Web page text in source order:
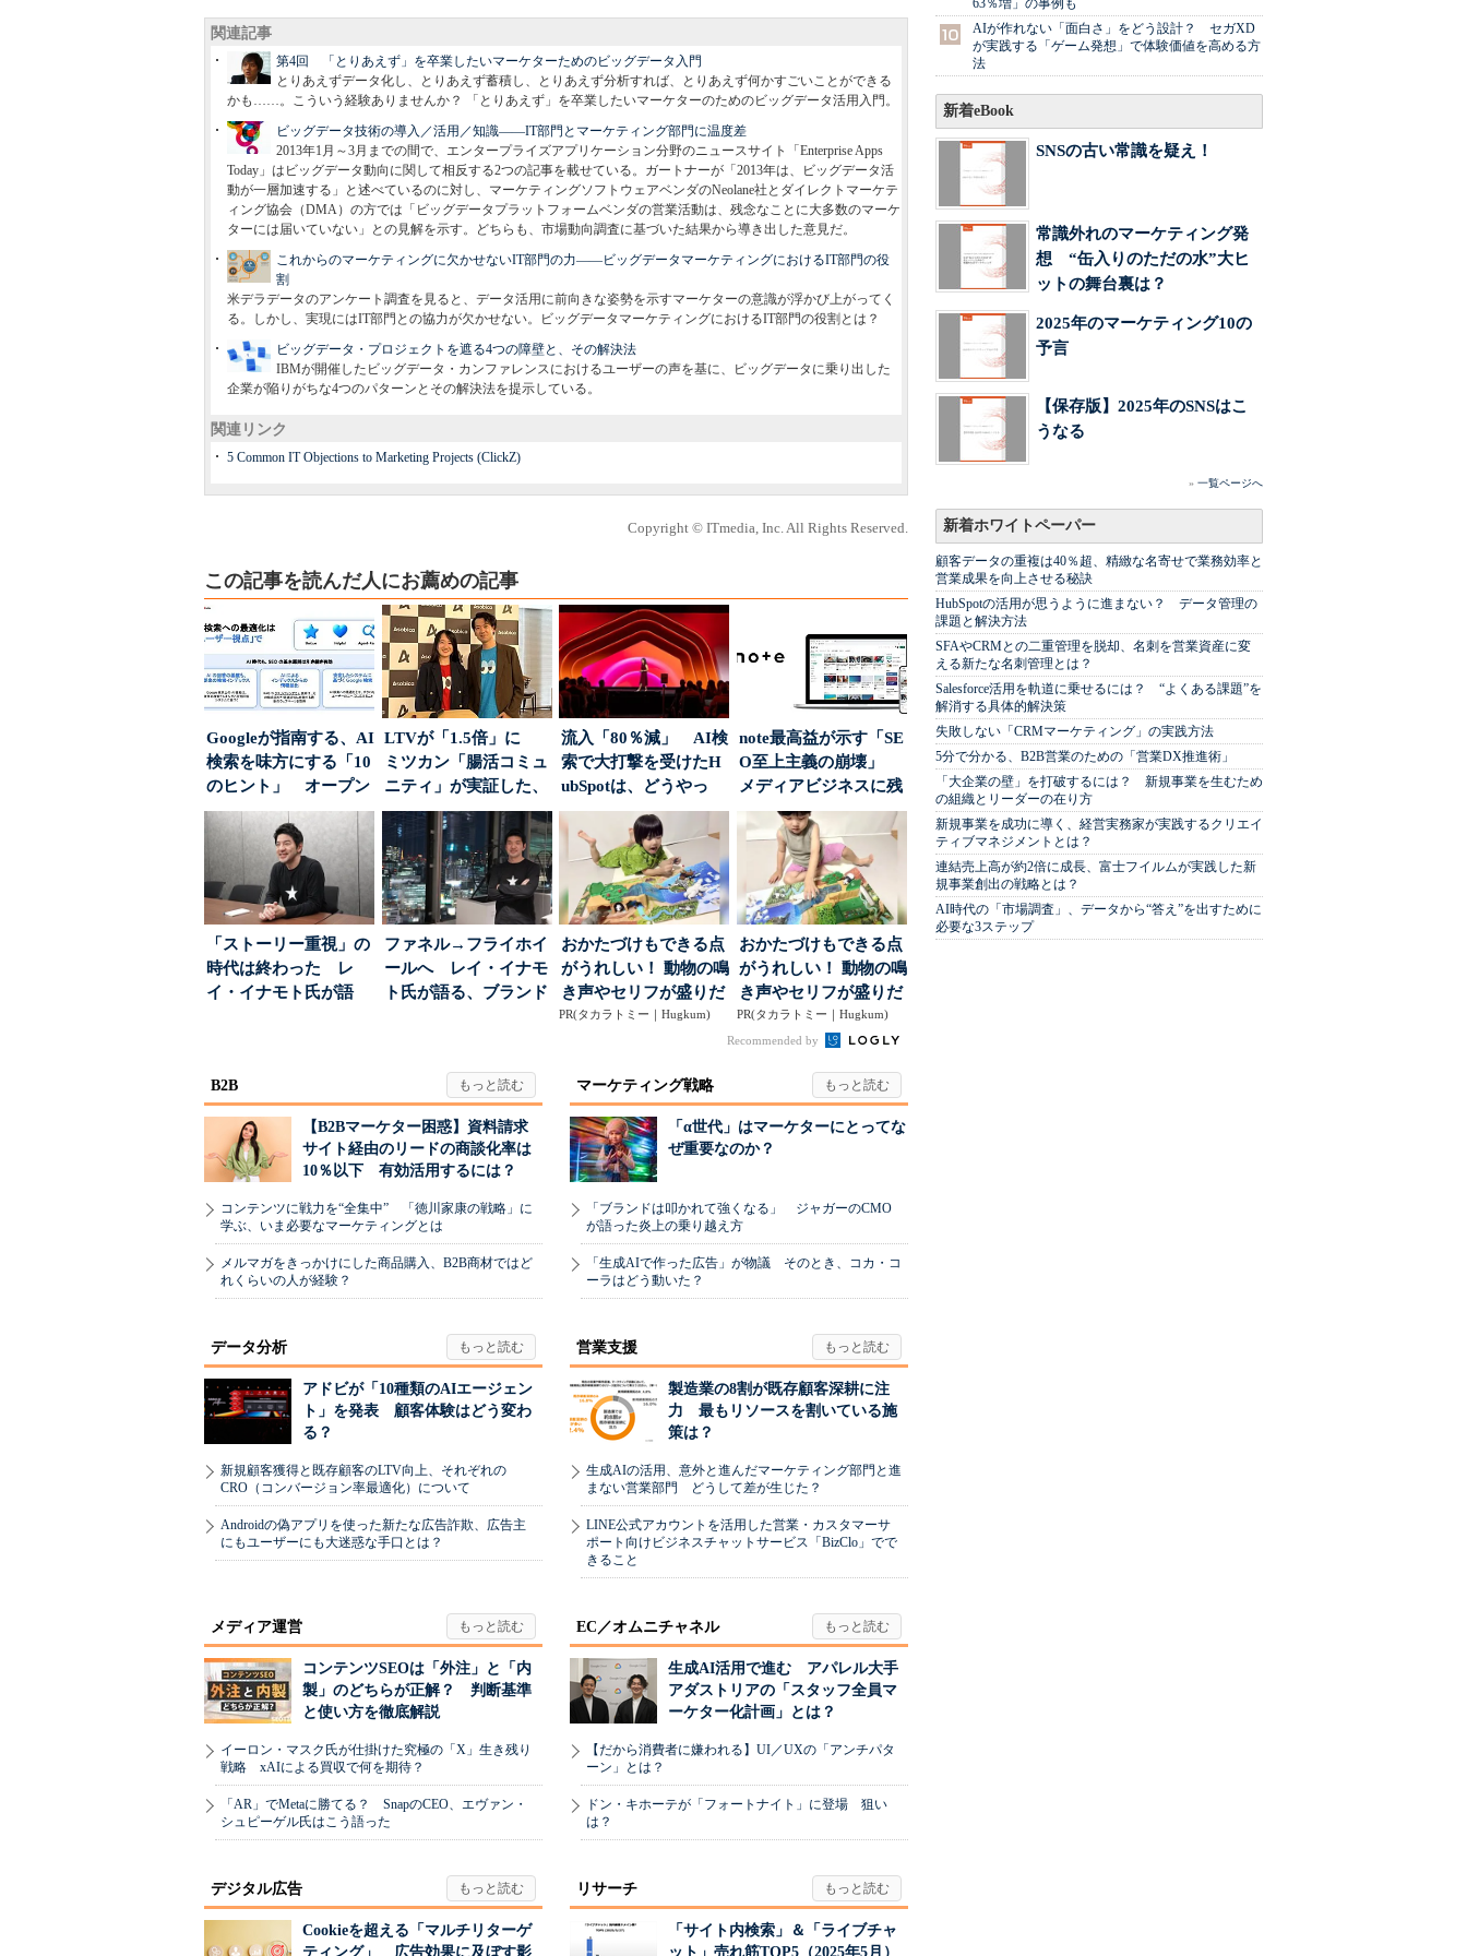
関連記事
第4回 「とりあえず」を卒業したいマーケターためのビッグデータ入門
とりあえずデータ化し、とりあえず蓄積し、とりあえず分析すれば、とりあえず何かすごいことができる
かも……。こういう経験ありませんか？ 「とりあえず」を卒業したいマーケターのためのビッグデータ活用入門。
ビッグデータ技術の導入／活用／知識――IT部門とマーケティング部門に温度差
2013年1月～3月までの間で、エンタープライズアプリケーション分野のニュースサイト「Enterprise Apps
Today」はビッグデータ動向に関して相反する2つの記事を載せている。ガートナーが「2013年は、ビッグデータ活
動が一層加速する」と述べているのに対し、マーケティングソフトウェアベンダのNeolane社とダイレクトマーケテ
ィング協会（DMA）の方では「ビッグデータプラットフォームベンダの営業活動は、残念なことに大多数のマーケ
ターには届いていない」との見解を示す。どちらも、市場動向調査に基づいた結果から導き出した意見だ。
これからのマーケティングに欠かせないIT部門の力――ビッグデータマーケティングにおけるIT部門の役
割
米デラデータのアンケート調査を見ると、データ活用に前向きな姿勢を示すマーケターの意識が浮かび上がってく
る。しかし、実現にはIT部門との協力が欠かせない。ビッグデータマーケティングにおけるIT部門の役割とは？
ビッグデータ・プロジェクトを遮る4つの障壁と、その解決法
IBMが開催したビッグデータ・カンファレンスにおけるユーザーの声を基に、ビッグデータに乗り出した
企業が陥りがちな4つのパターンとその解決法を提示している。
関連リンク
5 Common IT Objections to Marketing Projects (ClickZ)
Copyright © ITmedia, Inc. All Rights Reserved.
この記事を読んだ人にお薦めの記事
Googleが指南する、AI
検索を味方にする「10
のヒント」 オープン
ハウスでは...
LTVが「1.5倍」に
ミツカン「腸活コミュ
ニティ」が実証した、
値上げ時代に選ば...
流入「80％減」 AI検
索で大打撃を受けたH
ubSpotは、どうやっ
て“未来の顧...
note最高益が示す「SE
O至上主義の崩壊」
メディアビジネスに残
された“勝ち筋...
「ストーリー重視」の
時代は終わった レ
イ・イナモト氏が語
ファネル→フライホイ
ールへ レイ・イナモ
ト氏が語る、ブランド
おかたづけもできる点
がうれしい！ 動物の鳴
き声やセリフが盛りだ
くさんの「アニア ...
PR(タカラトミー｜Hugkum)
おかたづけもできる点
がうれしい！ 動物の鳴
き声やセリフが盛りだ
くさんの「アニア ...
PR(タカラトミー｜Hugkum)
Recommended by
B2B
【B2Bマーケター困惑】資料請求
サイト経由のリードの商談化率は
10％以下 有効活用するには？
コンテンツに戦力を“全集中” 「徳川家康の戦略」に
学ぶ、いま必要なマーケティングとは
メルマガをきっかけにした商品購入、B2B商材ではど
れくらいの人が経験？
マーケティング戦略
「α世代」はマーケターにとってな
ぜ重要なのか？
「ブランドは叩かれて強くなる」 ジャガーのCMO
が語った炎上の乗り越え方
「生成AIで作った広告」が物議 そのとき、コカ・コ
ーラはどう動いた？
データ分析
アドビが「10種類のAIエージェン
ト」を発表 顧客体験はどう変わ
る？
新規顧客獲得と既存顧客のLTV向上、それぞれの
CRO（コンバージョン率最適化）について
Androidの偽アプリを使った新たな広告詐欺、広告主
にもユーザーにも大迷惑な手口とは？
営業支援
製造業の8割が既存顧客深耕に注
力 最もリソースを割いている施
策は？
生成AIの活用、意外と進んだマーケティング部門と進
まない営業部門 どうして差が生じた？
LINE公式アカウントを活用した営業・カスタマーサ
ポート向けビジネスチャットサービス「BizClo」でで
きること
メディア運営
コンテンツSEOは「外注」と「内
製」のどちらが正解？ 判断基準
と使い方を徹底解説
イーロン・マスク氏が仕掛けた究極の「X」生き残り
戦略 xAIによる買収で何を期待？
「AR」でMetaに勝てる？ SnapのCEO、エヴァン・
シュピーゲル氏はこう語った
EC／オムニチャネル
生成AI活用で進む アパレル大手
アダストリアの「スタッフ全員マ
ーケター化計画」とは？
【だから消費者に嫌われる】UI／UXの「アンチパタ
ーン」とは？
ドン・キホーテが「フォートナイト」に登場 狙い
は？
デジタル広告
Cookieを超える「マルチリターゲ
ティング」 広告効果に及ぼす影
リサーチ
「サイト内検索」＆「ライブチャ
ット」売れ筋TOP5（2025年5月）
63％増」の事例も
AIが作れない「面白さ」をどう設計？ セガXD
が実践する「ゲーム発想」で体験価値を高める方
法
新着eBook
SNSの古い常識を疑え！
常識外れのマーケティング発
想 “缶入りのただの水”大ヒ
ットの舞台裏は？
2025年のマーケティング10の
予言
【保存版】2025年のSNSはこ
うなる
» 一覧ページへ
新着ホワイトペーパー
顧客データの重複は40％超、精緻な名寄せで業務効率と
営業成果を向上させる秘訣
HubSpotの活用が思うように進まない？ データ管理の
課題と解決方法
SFAやCRMとの二重管理を脱却、名刺を営業資産に変
える新たな名刺管理とは？
Salesforce活用を軌道に乗せるには？ “よくある課題”を
解消する具体的解決策
失敗しない「CRMマーケティング」の実践方法
5分で分かる、B2B営業のための「営業DX推進術」
「大企業の壁」を打破するには？ 新規事業を生むため
の組織とリーダーの在り方
新規事業を成功に導く、経営実務家が実践するクリエイ
ティブマネジメントとは？
連結売上高が約2倍に成長、富士フイルムが実践した新
規事業創出の戦略とは？
AI時代の「市場調査」、データから“答え”を出すために
必要な3ステップ